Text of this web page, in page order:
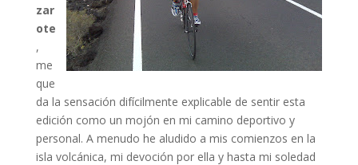
zar
ote
,
me
que
da la sensación difícilmente explicable de sentir esta
edición como un mojón en mi camino deportivo y
personal. A menudo he aludido a mis comienzos en la
isla volcánica, mi devoción por ella y hasta mi soledad